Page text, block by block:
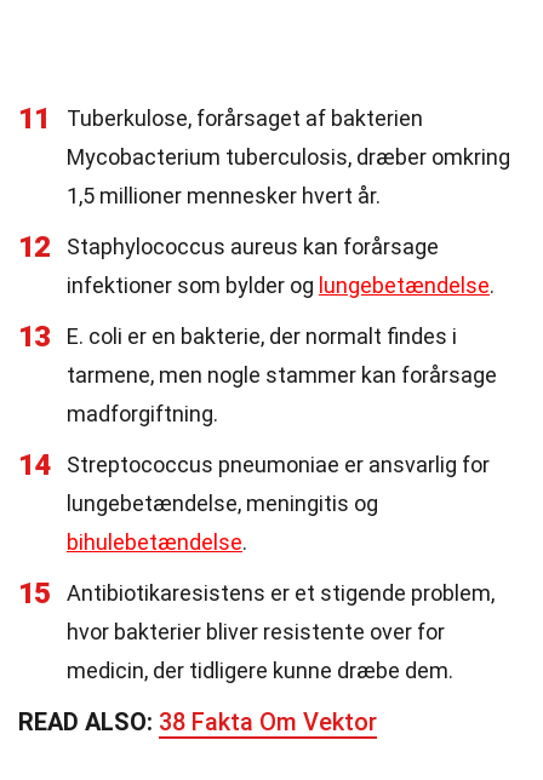
11
Tuberkulose, forårsaget af bakterien
Mycobacterium tuberculosis, dræber omkring
1,5 millioner mennesker hvert år.
12
Staphylococcus aureus kan forårsage
infektioner som bylder og lungebetændelse.
13
E. coli er en bakterie, der normalt findes i
tarmene, men nogle stammer kan forårsage
madforgiftning.
14
Streptococcus pneumoniae er ansvarlig for
lungebetændelse, meningitis og
bihulebetændelse.
15
Antibiotikaresistens er et stigende problem,
hvor bakterier bliver resistente over for
medicin, der tidligere kunne dræbe dem.
READ ALSO: 38 Fakta Om Vektor